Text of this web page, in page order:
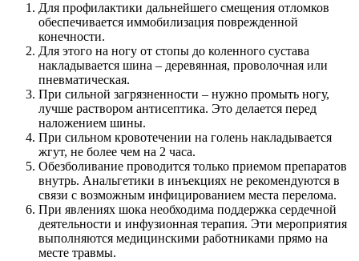
Для профилактики дальнейшего смещения отломков
обеспечивается иммобилизация поврежденной
конечности.
Для этого на ногу от стопы до коленного сустава
накладывается шина – деревянная, проволочная или
пневматическая.
При сильной загрязненности – нужно промыть ногу,
лучше раствором антисептика. Это делается перед
наложением шины.
При сильном кровотечении на голень накладывается
жгут, не более чем на 2 часа.
Обезболивание проводится только приемом препаратов
внутрь. Анальгетики в инъекциях не рекомендуются в
связи с возможным инфицированием места перелома.
При явлениях шока необходима поддержка сердечной
деятельности и инфузионная терапия. Эти мероприятия
выполняются медицинскими работниками прямо на
месте травмы.